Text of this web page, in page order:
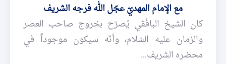
مع الإمام المهديّ عجّل الله فرجه الشريف
كان الشيخ البافْقي يُصرّح بخروج صاحب العصر
والزمان عليه السّلام، وأنّه سيكون موجوداً في
محضره الشريف...